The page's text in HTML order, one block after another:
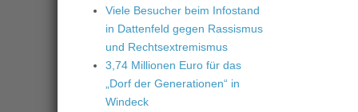
Viele Besucher beim Infostand
in Dattenfeld gegen Rassismus
und Rechtsextremismus
3,74 Millionen Euro für das
„Dorf der Generationen“ in
Windeck